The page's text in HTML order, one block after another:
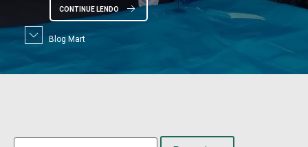
CONTINUE LENDO
Blog Mart